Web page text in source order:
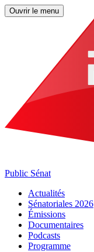
Ouvrir le menu
Public Sénat
Actualités
Sénatoriales 2026
Émissions
Documentaires
Podcasts
Programme